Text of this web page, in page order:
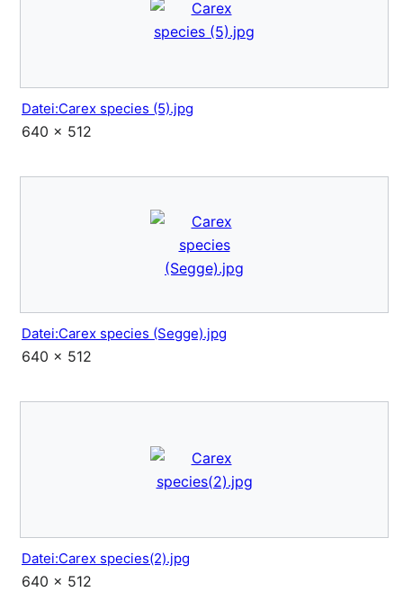
Datei:Carex species (5).jpg
640 × 512
Datei:Carex species (Segge).jpg
640 × 512
Datei:Carex species(2).jpg
640 × 512